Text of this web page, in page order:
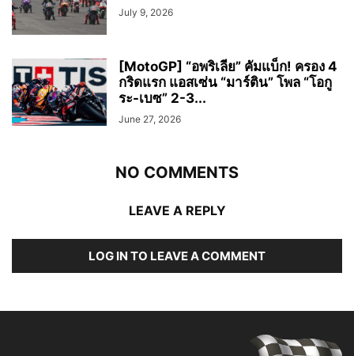
July 9, 2026
[MotoGP] “อพริเลีย” คัมแบ็ก! ครอง 4
กริดแรก แอสเซ่น “มาร์ติน” โพล “โอกู
ระ-เบซ” 2-3...
June 27, 2026
NO COMMENTS
LEAVE A REPLY
LOG IN TO LEAVE A COMMENT